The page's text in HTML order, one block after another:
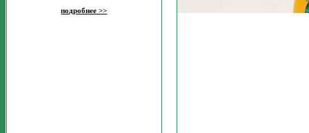
подробнее >>